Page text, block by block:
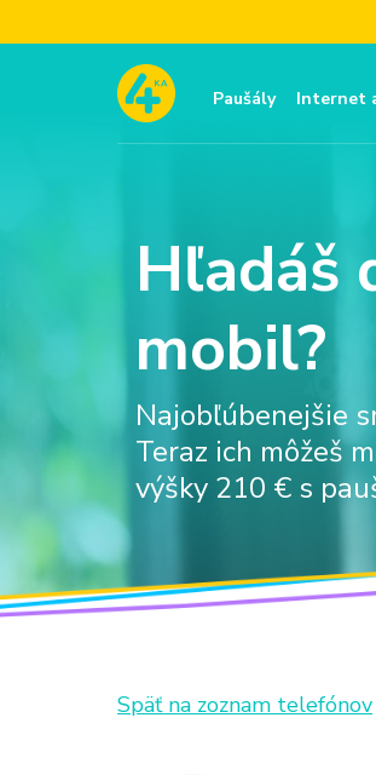
Paušály Internet
Hľadáš
mobil?
Najobľúbenejšie
Teraz ich môžeš
výšky 210 € s
Späť na zoznam telefónov